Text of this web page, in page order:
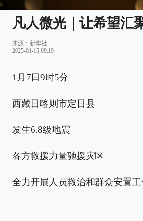
凡人微光｜让希望汇
来源： 新华社
2025-01-15 09:19
1月7日9时5分
西藏日喀则市定日县
发生6.8级地震
各方救援力量驰援灾区
全力开展人员救治和群众安置工